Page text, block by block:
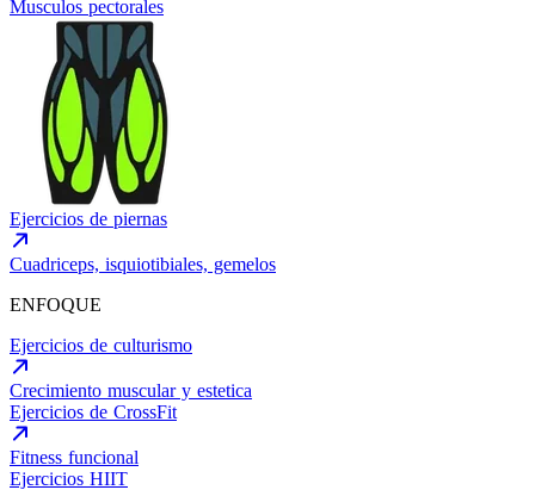
Musculos pectorales
Ejercicios de piernas
Cuadriceps, isquiotibiales, gemelos
ENFOQUE
Ejercicios de culturismo
Crecimiento muscular y estetica
Ejercicios de CrossFit
Fitness funcional
Ejercicios HIIT